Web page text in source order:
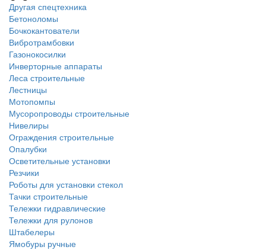
Другая спецтехника
Бетоноломы
Бочкокантователи
Вибротрамбовки
Газонокосилки
Инверторные аппараты
Леса строительные
Лестницы
Мотопомпы
Мусоропроводы строительные
Нивелиры
Ограждения строительные
Опалубки
Осветительные установки
Резчики
Роботы для установки стекол
Тачки строительные
Тележки гидравлические
Тележки для рулонов
Штабелеры
Ямобуры ручные